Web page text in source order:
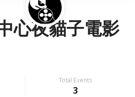
心夜貓子電影
Total Events
3